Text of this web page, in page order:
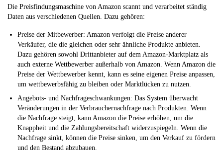
Die Preisfindungsmaschine von Amazon scannt und verarbeitet ständig
Daten aus verschiedenen Quellen. Dazu gehören:
Preise der Mitbewerber: Amazon verfolgt die Preise anderer
Verkäufer, die die gleichen oder sehr ähnliche Produkte anbieten.
Dazu gehören sowohl Drittanbieter auf dem Amazon-Marktplatz als
auch externe Wettbewerber außerhalb von Amazon. Wenn Amazon die
Preise der Wettbewerber kennt, kann es seine eigenen Preise anpassen,
um wettbewerbsfähig zu bleiben oder Marktlücken zu nutzen.
Angebots- und Nachfrageschwankungen: Das System überwacht
Veränderungen in der Verbrauchernachfrage nach Produkten. Wenn
die Nachfrage steigt, kann Amazon die Preise erhöhen, um die
Knappheit und die Zahlungsbereitschaft widerzuspiegeln. Wenn die
Nachfrage sinkt, können die Preise sinken, um den Verkauf zu fördern
und den Bestand abzubauen.